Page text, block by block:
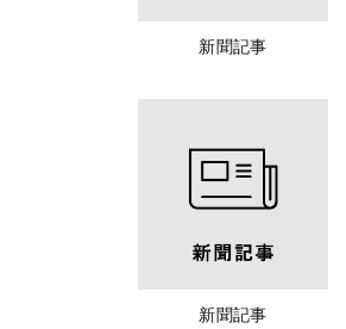
新聞記事
新聞記事